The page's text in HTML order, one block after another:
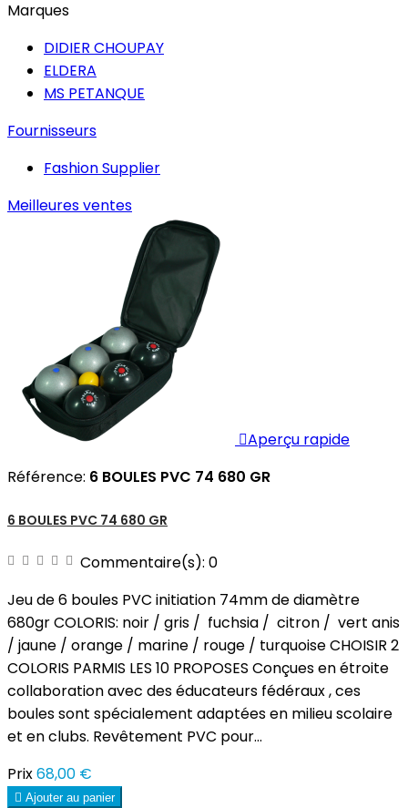
Marques
DIDIER CHOUPAY
ELDERA
MS PETANQUE
Fournisseurs
Fashion Supplier
Meilleures ventes
Aperçu rapide
Référence: 6 BOULES PVC 74 680 GR
6 BOULES PVC 74 680 GR
Commentaire(s): 0
Jeu de 6 boules PVC initiation 74mm de diamètre
680gr COLORIS: noir / gris / fuchsia / citron / vert anis
/ jaune / orange / marine / rouge / turquoise CHOISIR 2
COLORIS PARMIS LES 10 PROPOSES Conçues en étroite
collaboration avec des éducateurs fédéraux , ces
boules sont spécialement adaptées en milieu scolaire
et en clubs. Revêtement PVC pour...
Prix68,00 €
 Ajouter au panier